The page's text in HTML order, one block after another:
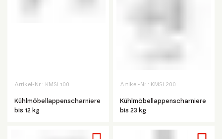
Artikel-Nr.: KMSL100
Kühlmöbellappenscharniere
bis 12 kg
Artikel-Nr.: KMSL200
Kühlmöbellappenscharniere
bis 23 kg